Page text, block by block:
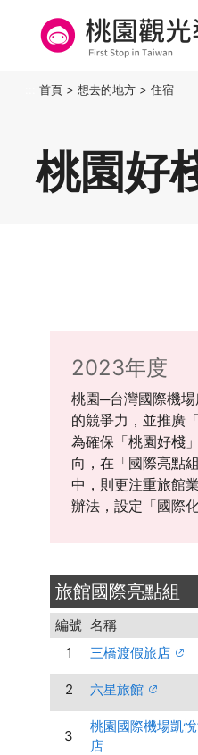
要
桃園觀光導覽網
首頁 > 想去的地方 > 住宿
桃園好
2023年度
桃園─台灣國際機
的競爭力，並推廣
為確保「桃園好棧
向，在「國際亮點
中，則更注重旅館
辦法，設定「國際
旅館國際亮點組
編號 名稱
1
三橋渡假旅店
2 六星旅館
3
桃園國際機場凱
店